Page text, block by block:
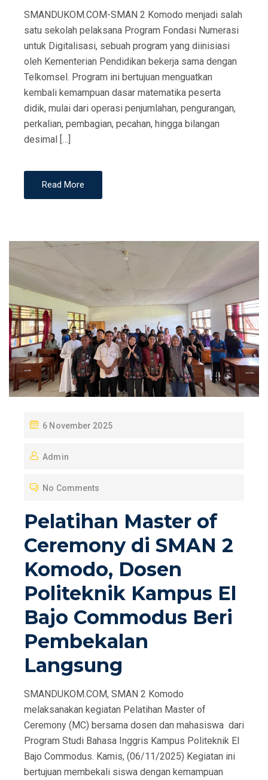
SMANDUKOM.COM-SMAN 2 Komodo menjadi salah
satu sekolah pelaksana Program Fondasi Numerasi
untuk Digitalisasi, sebuah program yang diinisiasi
oleh Kementerian Pendidikan bekerja sama dengan
Telkomsel. Program ini bertujuan menguatkan
kembali kemampuan dasar matematika peserta
didik, mulai dari operasi penjumlahan, pengurangan,
perkalian, pembagian, pecahan, hingga bilangan
desimal […]
Read More
P
S
E
O
N
6 November 2025
Admin
No Comments
Pelatihan Master of
Ceremony di SMAN 2
Komodo, Dosen
Politeknik Kampus El
Bajo Commodus Beri
Pembekalan
Langsung
SMANDUKOM.COM, SMAN 2 Komodo
melaksanakan kegiatan Pelatihan Master of
Ceremony (MC) bersama dosen dan mahasiswa dari
Program Studi Bahasa Inggris Kampus Politeknik El
Bajo Commodus. Kamis, (06/11/2025) Kegiatan ini
bertujuan membekali siswa dengan kemampuan